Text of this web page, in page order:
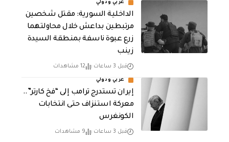
عربي ودولي
الداخلية السورية: مقتل شخصين
مرتبطين بداعش خلال محاولتهما
زرع عبوة ناسفة بمنطقة السيدة
زينب
قبل 3 ساعات 12 مشاهدات
عربي ودولي
إيران تستدرج ترامب إلى “فخ كارتر”..
معركة استنزاف حتى انتخابات
الكونغرس
قبل 3 ساعات 9 مشاهدات